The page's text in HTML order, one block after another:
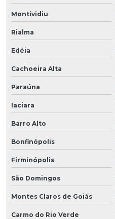
Montividiu
Rialma
Edéia
Cachoeira Alta
Paraúna
Iaciara
Barro Alto
Bonfinópolis
Firminópolis
São Domingos
Montes Claros de Goiás
Carmo do Rio Verde